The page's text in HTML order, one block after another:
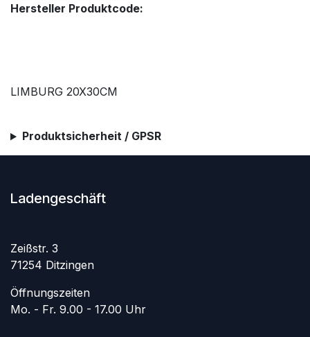
Hersteller Produktcode:
LIMBURG 20X30CM
Produktsicherheit / GPSR
Ladengeschäft
Zeißstr. 3
71254 Ditzingen
Öffnungszeiten
Mo. - Fr. 9.00 - 17.00 Uhr